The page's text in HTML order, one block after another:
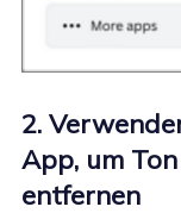
2.
App, um
entfernen